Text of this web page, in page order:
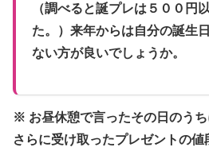
（調べると誕プレは５００円
た。）来年からは自分の誕生
ない方が良いでしょうか。
※ お昼休憩で言ったその日のうち
さらに受け取ったプレゼントの